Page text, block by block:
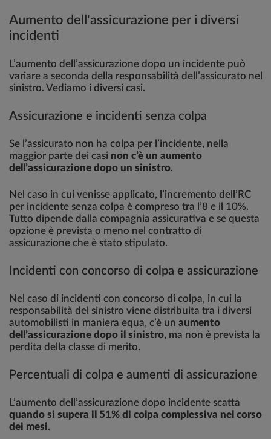
Aumento dell'assicurazione per i diversi
incidenti
L’aumento dell’assicurazione dopo un incidente può
variare a seconda della responsabilità dell’assicurato nel
sinistro. Vediamo i diversi casi.
Assicurazione e incidenti senza colpa
Se l’assicurato non ha colpa per l’incidente, nella
maggior parte dei casi non c’è un aumento
dell’assicurazione dopo un sinistro.
Nel caso in cui venisse applicato, l’incremento dell’RC
per incidente senza colpa è compreso tra l’8 e il 10%.
Tutto dipende dalla compagnia assicurativa e se questa
opzione è prevista o meno nel contratto di
assicurazione che è stato stipulato.
Incidenti con concorso di colpa e assicurazione
Nel caso di incidenti con concorso di colpa, in cui la
responsabilità del sinistro viene distribuita tra i diversi
automobilisti in maniera equa, c’è un aumento
dell’assicurazione dopo il sinistro, ma non è prevista la
perdita della classe di merito.
Percentuali di colpa e aumenti di assicurazione
L’aumento dell’assicurazione dopo incidente scatta
quando si supera il 51% di colpa complessiva nel corso
dei mesi.